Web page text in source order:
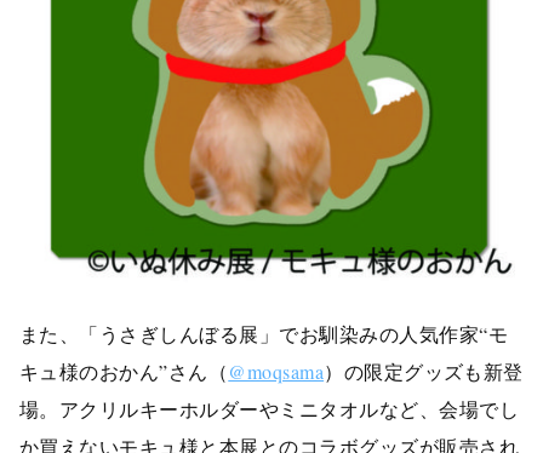
また、 「うさぎしんぼる展」 でお馴染みの人気作家“モ
キュ様のおかん”さん（@moqsama）の限定グッズも新登
場。 アクリルキーホルダーやミニタオルなど、会場でし
か買えないモキュ様と本展とのコラボグッズが販売され